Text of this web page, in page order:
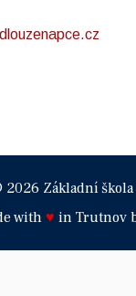
Základní škola
with♥ in Trutnov